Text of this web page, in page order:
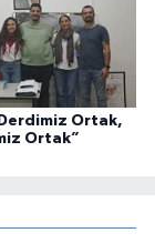
Ortak,
Ortak”